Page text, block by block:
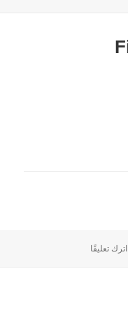
اترك تعليقًا